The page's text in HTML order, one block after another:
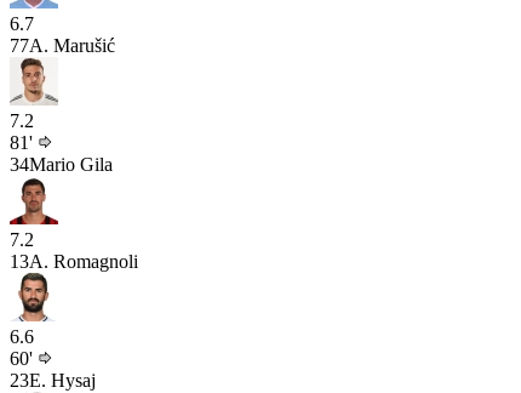
6.7
77A. Marušić
7.2
81'
34Mario Gila
7.2
13A. Romagnoli
6.6
60'
23E. Hysaj